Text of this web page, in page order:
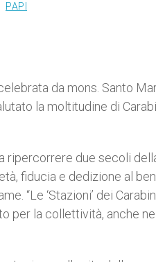
PAPI
da mons. Santo
la moltitudine di
ripercorrere due secoli
fiducia e dedizione al
“Le ‘Stazioni’ dei
per la collettività, anche